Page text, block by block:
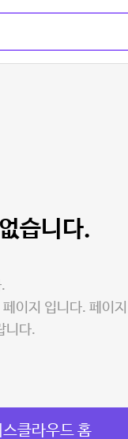
습니다.
이지 입니다. 페이지
니다.
클라우드 홈